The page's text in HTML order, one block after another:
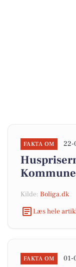
FAKTA OM 22-
Kommune
Kilde: Boliga.dk
Læs hele
FAKTA OM 01-